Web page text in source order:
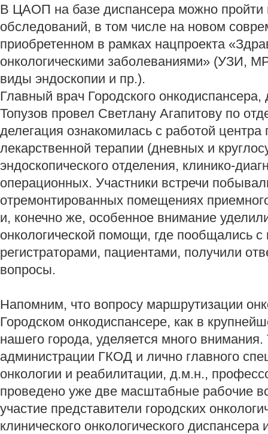
В ЦАОП на базе диспансера можно пройти
обследований, в том числе на новом
приобретенном в рамках нацпроекта
онкологическими заболеваниями» (УЗИ,
виды эндоскопии и пр.).
Главный врач Городского
Топузов провел Светлану Агапитову по
делегация ознакомилась с работой центра
лекарственной терапии (дневных и
эндоскопического отделения, клинико-
операционных. Участники встречи
отремонтированных помещениях
и, конечно же, особенное внимание
онкологической помощи, где пообщались
регистраторами, пациентами, получили
вопросы.
Напомним, что вопросу маршрутизации
Городском онкодиспансере, как в
нашего города, уделяется много
администрации ГКОД и лично главного
онкологии и реабилитации, д.м.н.,
проведено уже две масштабные рабочие
участие представители городских
клинического онкологического диспансера